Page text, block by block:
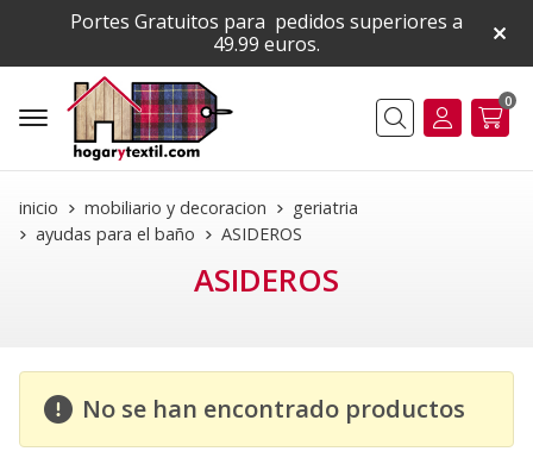
Portes Gratuitos para pedidos superiores a
49.99 euros.
Buscar
0
inicio mobiliario y decoracion
geriatria
ayudas para el baño
ASIDEROS
ASIDEROS
No se han encontrado productos